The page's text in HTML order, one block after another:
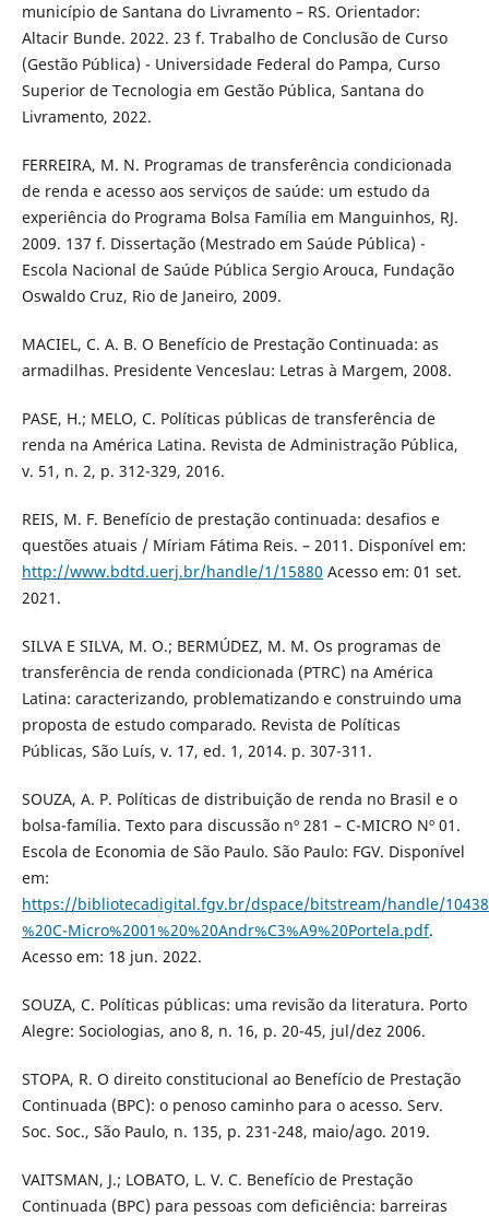
município de Santana do Livramento – RS. Orientador:
Altacir Bunde. 2022. 23 f. Trabalho de Conclusão de Curso
(Gestão Pública) - Universidade Federal do Pampa, Curso
Superior de Tecnologia em Gestão Pública, Santana do
Livramento, 2022.
FERREIRA, M. N. Programas de transferência condicionada
de renda e acesso aos serviços de saúde: um estudo da
experiência do Programa Bolsa Família em Manguinhos, RJ.
2009. 137 f. Dissertação (Mestrado em Saúde Pública) -
Escola Nacional de Saúde Pública Sergio Arouca, Fundação
Oswaldo Cruz, Rio de Janeiro, 2009.
MACIEL, C. A. B. O Benefício de Prestação Continuada: as
armadilhas. Presidente Venceslau: Letras à Margem, 2008.
PASE, H.; MELO, C. Políticas públicas de transferência de
renda na América Latina. Revista de Administração Pública,
v. 51, n. 2, p. 312-329, 2016.
REIS, M. F. Benefício de prestação continuada: desafios e
questões atuais / Míriam Fátima Reis. – 2011. Disponível em:
http://www.bdtd.uerj.br/handle/1/15880 Acesso em: 01 set.
2021.
SILVA E SILVA, M. O.; BERMÚDEZ, M. M. Os programas de
transferência de renda condicionada (PTRC) na América
Latina: caracterizando, problematizando e construindo uma
proposta de estudo comparado. Revista de Políticas
Públicas, São Luís, v. 17, ed. 1, 2014. p. 307-311.
SOUZA, A. P. Políticas de distribuição de renda no Brasil e o
bolsa-família. Texto para discussão nº 281 – C-MICRO Nº 01.
Escola de Economia de São Paulo. São Paulo: FGV. Disponível
em:
https://bibliotecadigital.fgv.br/dspace/bitstream/handle/
%20C-Micro%2001%20%20Andr%C3%A9%20Portela.pdf.
Acesso em: 18 jun. 2022.
SOUZA, C. Políticas públicas: uma revisão da literatura. Porto
Alegre: Sociologias, ano 8, n. 16, p. 20-45, jul/dez 2006.
STOPA, R. O direito constitucional ao Benefício de Prestação
Continuada (BPC): o penoso caminho para o acesso. Serv.
Soc. Soc., São Paulo, n. 135, p. 231-248, maio/ago. 2019.
VAITSMAN, J.; LOBATO, L. V. C. Benefício de Prestação
Continuada (BPC) para pessoas com deficiência: barreiras